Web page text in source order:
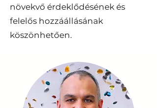
növekvő érdeklődésének és
felelős hozzáállásának
köszönhetően.